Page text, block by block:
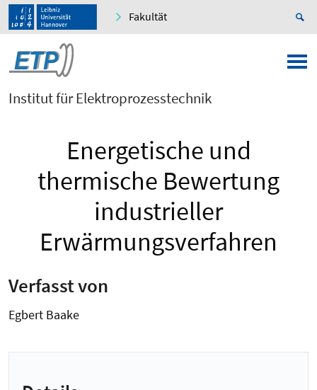
Fakultät
Institut für Elektroprozesstechnik
Energetische und
thermische Bewertung
industrieller
Erwärmungsverfahren
Verfasst von
Egbert Baake